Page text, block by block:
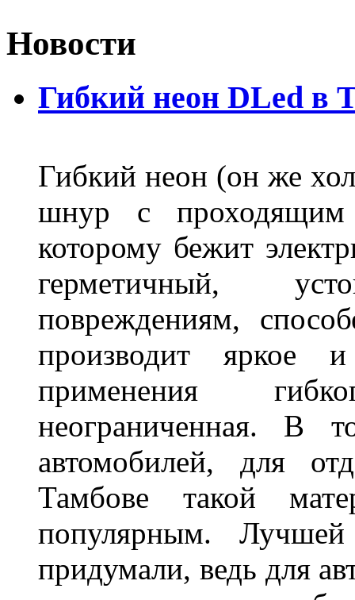
Новости
Гибкий неон DLed в
Гибкий неон (он же
шнур с
которому бежит
герметичный,
повреждениям,
производит яркое
применения
неограниченная.
автомобилей, для
Тамбове такой
популярным.
придумали, ведь для